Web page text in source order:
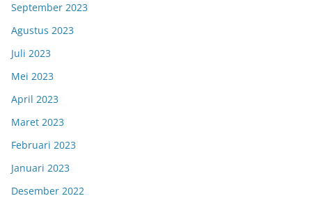
September 2023
Agustus 2023
Juli 2023
Mei 2023
April 2023
Maret 2023
Februari 2023
Januari 2023
Desember 2022